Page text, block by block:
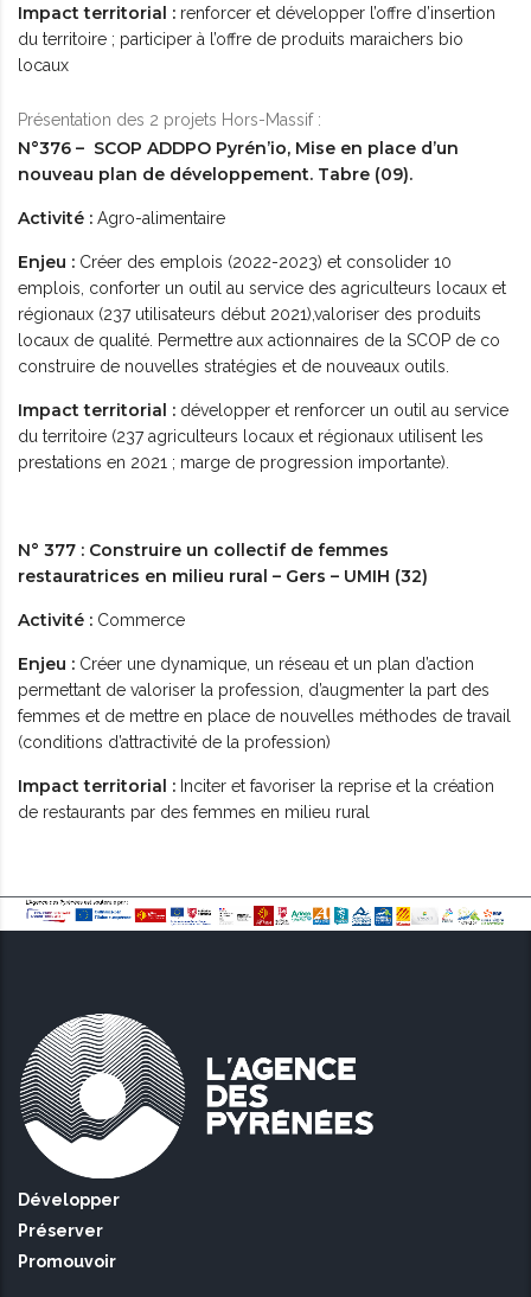
Impact territorial : renforcer et développer l’offre d’insertion
du territoire ; participer à l’offre de produits maraichers bio
locaux
Présentation des 2 projets Hors-Massif :
N°376 – SCOP ADDPO Pyrén’io, Mise en place d’un
nouveau plan de développement. Tabre (09).
Activité : Agro-alimentaire
Enjeu : Créer des emplois (2022-2023) et consolider 10
emplois, conforter un outil au service des agriculteurs locaux et
régionaux (237 utilisateurs début 2021),valoriser des produits
locaux de qualité. Permettre aux actionnaires de la SCOP de co
construire de nouvelles stratégies et de nouveaux outils.
Impact territorial : développer et renforcer un outil au service
du territoire (237 agriculteurs locaux et régionaux utilisent les
prestations en 2021 ; marge de progression importante).
N° 377 : Construire un collectif de femmes
restauratrices en milieu rural – Gers – UMIH (32)
Activité : Commerce
Enjeu : Créer une dynamique, un réseau et un plan d’action
permettant de valoriser la profession, d’augmenter la part des
femmes et de mettre en place de nouvelles méthodes de travail
(conditions d’attractivité de la profession)
Impact territorial : Inciter et favoriser la reprise et la création
de restaurants par des femmes en milieu rural
Développer
Préserver
Promouvoir